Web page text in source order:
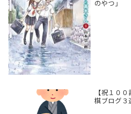
のやつ」
【祝１０
棋ブログ３